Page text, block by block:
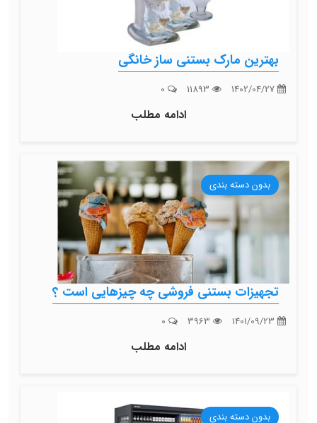
بهترین مارک بستنی ساز خانگی
ادامه مطلب
بدون دسته بندی
تجهیزات بستنی فروشی چه چیزهایی است ؟
ادامه مطلب
بدون دسته بندی